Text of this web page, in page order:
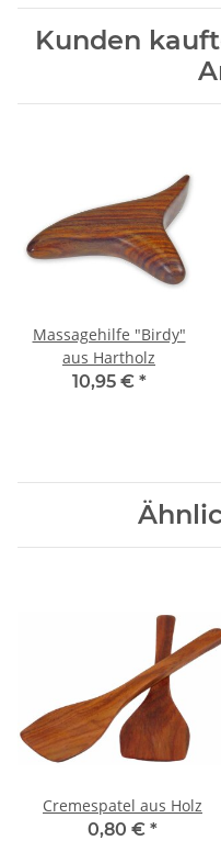
Kunden
Massagehilfe "Birdy"
aus Hartholz
10,95 € *
Cremespatel aus Holz
0,80 € *